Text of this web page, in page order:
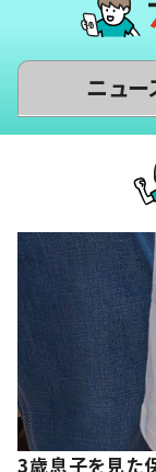
ニュー
3歳息子を見た